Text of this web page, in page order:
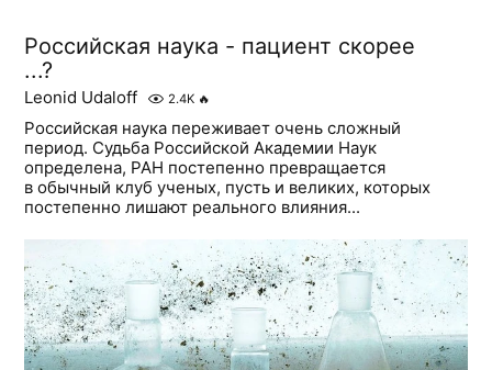
Российская наука - пациент скорее
...?
Leonid Udaloff 2.4K 🔥
Российская наука переживает очень сложный
период. Судьба Российской Академии Наук
определена, РАН постепенно превращается
в обычный клуб ученых, пусть и великих, которых
постепенно лишают реального влияния...